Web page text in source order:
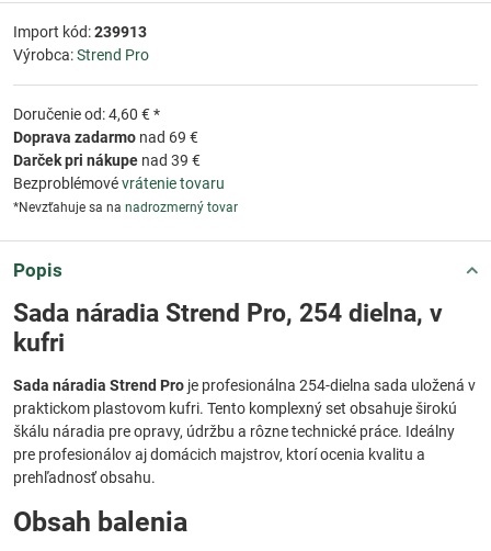
Import kód:239913
Výrobca:Strend Pro
Doručenie od: 4,60 € *
Doprava zadarmo nad 69 €
Darček pri nákupe nad 39 €
Bezproblémovévrátenie tovaru
*Nevzťahuje sa na nadrozmerný tovar
Popis
Sada náradia Strend Pro, 254 dielna, v
kufri
Sada náradia Strend Pro je profesionálna 254-dielna sada uložená v
praktickom plastovom kufri. Tento komplexný set obsahuje širokú
škálu náradia pre opravy, údržbu a rôzne technické práce. Ideálny
pre profesionálov aj domácich majstrov, ktorí ocenia kvalitu a
prehľadnosť obsahu.
Obsah balenia